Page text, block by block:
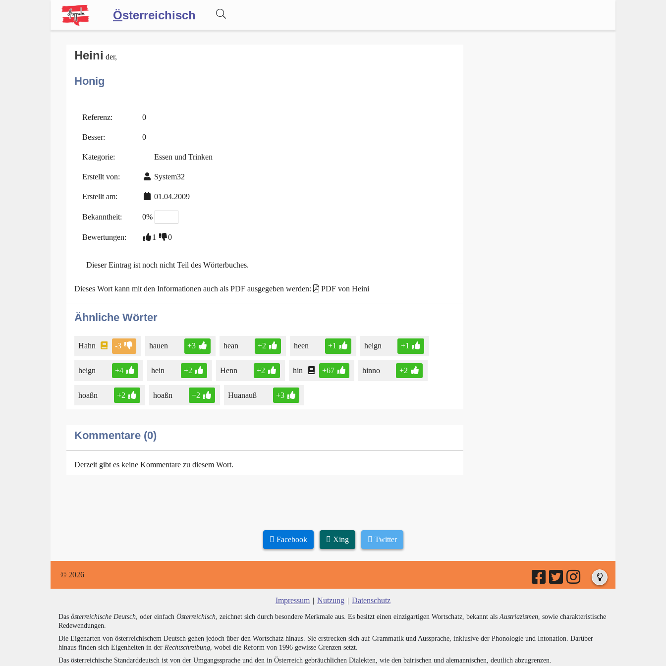
Österreichisch
Forum
Blog
Heini der,
Honig
Referenz: 0
Besser: 0
Kategorie: Essen und Trinken
Erstellt von: System32
Erstellt am: 01.04.2009
Bekanntheit: 0%
Bewertungen: 1 0
Dieser Eintrag ist noch nicht Teil des Wörterbuches.
Dieses Wort kann mit den Informationen auch als PDF ausgegeben werden: PDF von Heini
Ähnliche Wörter
Hahn -3 hauen +3 hean +2 heen +1 heign +1
heign +4 hein +2 Henn +2 hin +67 hinno +2
hoaßn +2 hoaßn +2 Huanauß +3
Kommentare (0)
Derzeit gibt es keine Kommentare zu diesem Wort.
Facebook Xing Twitter
© 2026
Impressum | Nutzung | Datenschutz
Das österreichische Deutsch, oder einfach Österreichisch, zeichnet sich durch besondere Merkmale aus. Es besitzt einen einzigartigen Wortschatz, bekannt alsAustriazismen, sowie charakteristische
Redewendungen.
Die Eigenarten von österreichischem Deutsch gehen jedoch über den Wortschatz hinaus. Sie erstrecken sich auf Grammatik und Aussprache, inklusive der Phonologie und Intonation. Darüber
hinaus finden sich Eigenheiten in der Rechtschreibung, wobei die Reform von 1996 gewisse Grenzen setzt.
Das österreichische Standarddeutsch ist von der Umgangssprache und den in Österreich gebräuchlichen Dialekten, wie den bairischen und alemannischen, deutlich abzugrenzen.